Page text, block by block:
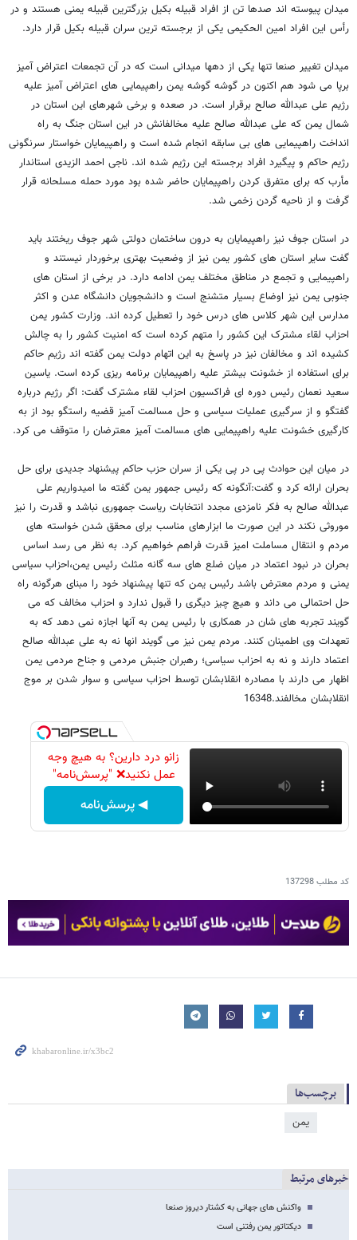
میدان پیوسته اند صدها تن از افراد قبیله بکیل بزرگترین قبیله یمنی هستند و در
رأس این افراد امین الحکیمی یکی از برجسته ترین سران قبیله بکیل قرار دارد.
میدان تغییر صنعا تنها یکی از دهها میدانی است که در آن تجمعات اعتراض آمیز
برپا می شود هم اکنون در گوشه گوشه یمن راهپیمایی های اعتراض آمیز علیه
رژیم علی عبدالله صالح برقرار است. در صعده و برخی شهرهای این استان در
شمال یمن که علی عبدالله صالح علیه مخالفانش در این استان جنگ به راه
انداخت راهپیمایی های بی سابقه انجام شده است و راهپیمایان خواستار سرنگونی
رژیم حاکم و پیگیرد افراد برجسته این رژیم شده اند. ناجی احمد الزیدی استاندار
مأرب که برای متفرق کردن راهپیمایان حاضر شده بود مورد حمله مسلحانه قرار
گرفت و از ناحیه گردن زخمی شد.
در استان جوف نیز راهپیمایان به درون ساختمان دولتی شهر جوف ریختند باید
گفت سایر استان های کشور یمن نیز از وضعیت بهتری برخوردار نیستند و
راهپیمایی و تجمع در مناطق مختلف یمن ادامه دارد. در برخی از استان های
جنوبی یمن نیز اوضاع بسیار متشنج است و دانشجویان دانشگاه عدن و اکثر
مدارس این شهر کلاس های درس خود را تعطیل کرده اند. وزارت کشور یمن
احزاب لقاء مشترک این کشور را متهم کرده است که امنیت کشور را به چالش
کشیده اند و مخالفان نیز در پاسخ به این اتهام دولت یمن گفته اند رژیم حاکم
برای استفاده از خشونت بیشتر علیه راهپیمایان برنامه ریزی کرده است. یاسین
سعید نعمان رئیس دوره ای فراکسیون احزاب لقاء مشترک گفت: اگر رژیم درباره
گفتگو و از سرگیری عملیات سیاسی و حل مسالمت آمیز قضیه راستگو بود از به
کارگیری خشونت علیه راهپیمایی های مسالمت آمیز معترضان را متوقف می کرد.
در میان این حوادث پی در پی یکی از سران حزب حاکم پیشنهاد جدیدی برای حل
بحران ارائه کرد و گفت:آنگونه که رئیس جمهور یمن گفته ما امیدواریم علی
عبدالله صالح به فکر نامزدی مجدد انتخابات ریاست جمهوری نباشد و قدرت را نیز
موروثی نکند در این صورت ما ابزارهای مناسب برای محقق شدن خواسته های
مردم و انتقال مساملت امیز قدرت فراهم خواهیم کرد. به نظر می رسد اساس
بحران در نبود اعتماد در میان ضلع های سه گانه مثلث رئیس یمن،احزاب سیاسی
یمنی و مردم معترض باشد رئیس یمن که تنها پیشنهاد خود را مبنای هرگونه راه
حل احتمالی می داند و هیچ چیز دیگری را قبول ندارد و احزاب مخالف که می
گویند تجربه های شان در همکاری با رئیس یمن به آنها اجازه نمی دهد که به
تعهدات وی اطمینان کنند. مردم یمن نیز می گویند انها نه به علی عبدالله صالح
اعتماد دارند و نه به احزاب سیاسی؛ رهبران جنبش مردمی و جناح مردمی یمن
اظهار می دارند با مصادره انقلابشان توسط احزاب سیاسی و سوار شدن بر موج
انقلابشان مخالفند.16348
زانو درد دارین؟ به هیچ وجه
عمل نکنید❌ "پرسش‌نامه"
◀ پرسش‌نامه
کد مطلب137298
برچسب‌ها
یمن
خبرهای مرتبط
واکنش های جهانی به کشتار دیروز صنعا
دیکتاتور یمن رفتنی است